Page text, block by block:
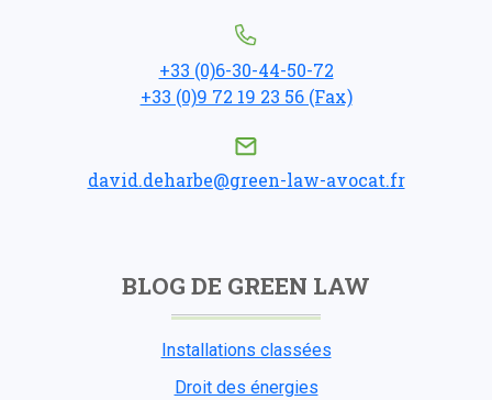
+33 (0)6-30-44-50-72
+33 (0)9 72 19 23 56 (Fax)
david.deharbe@green-law-avocat.fr
BLOG DE GREEN LAW
Installations classées
Droit des énergies